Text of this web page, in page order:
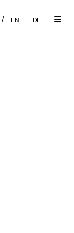
/ EN DE